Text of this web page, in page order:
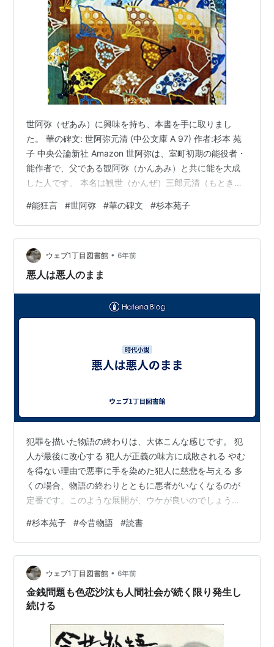
世阿弥（ぜあみ）に興味を持ち、本書を手に取りまし
た。 華の碑文: 世阿弥元清 (中公文庫 A 97) 作者:杉本 苑
子 中央公論新社 Amazon 世阿弥は、室町初期の能役者・
能作者で、父である観阿弥（かんあみ）と共に能を大成
した人です。 本名は観世（かんぜ）三郎元清（もとき
前がコロコロ変わるのは昔あるあるですね。40代以降に
観世の世（ぜ）と阿弥陀仏がくっついて世阿弥陀仏と呼
ばれるようになり、略して「世阿弥」となりました。た
だ当時は「世阿」と略されていたようです。 本書はそん
な世阿弥の生涯が、弟の観世四郎元仲（もとなか）の視
#能狂言 #世阿弥 #華の碑文 #杉本苑子
ウェブ1丁目図書館 • 6年前
悪人は悪人のまま
犯罪を描いた物語の終わりは、大体こんな感じです。 犯
人が最後に改心する 犯人が正義の味方に成敗される やむ
を得ない理由で悪事に手を染めた犯人に慈悲を与える 多
くの場合、物語の終わりとともに悪者がいなくなるのが
定番です。このような展開が、ウケが良いのでしょう
が多く、現代人の感覚からすると、そんな終わり方はあ
りかと思ってしまいます。
#杉本苑子 #今昔物語 #読書
ウェブ1丁目図書館 • 6年前
金銭問題も色恋沙汰も人間社会が続く限り発生し
続ける